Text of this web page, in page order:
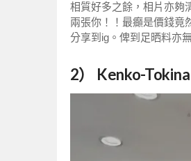
相質好多之餘，相片亦夠
兩張你！！最癲是價錢竟
分享到ig。俾到足晒料亦
2） Kenko-